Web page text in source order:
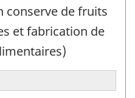
conserve de fruits
et fabrication de